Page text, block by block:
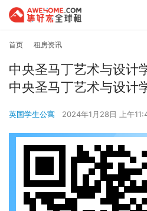
首页 租房资讯
中央圣马丁艺术与设计
中央圣马丁艺术与设计
英国学生公寓 2024年1月28日 上午